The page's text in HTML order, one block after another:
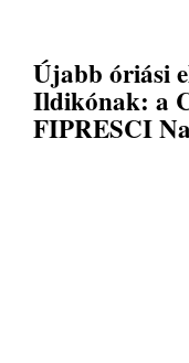
Újabb óriási
Ildikónak: a
FIPRESCI